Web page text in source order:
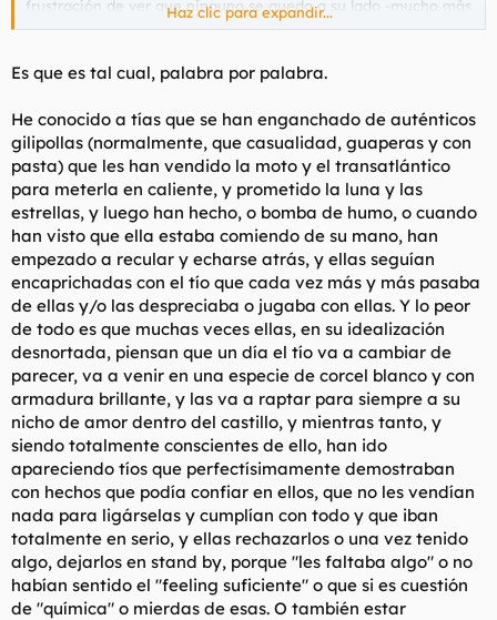
frustración de ver que ninguno se queda a su lado -mucho más
frecuente ahora que antes sin ellas- es muchísimo más grande
que no fructifica en nada serio y les consume el tiempo y los
recursos y les da un catálogo extenso de fracasos en vez de
que no va a pasar y luego viene el llanto y el rechinar de
dientes.
Ninguna pena me dan, claro.
Haz clic para expandir...
Es que es tal cual, palabra por palabra.
He conocido a tías que se han enganchado de auténticos
gilipollas (normalmente, que casualidad, guaperas y con
pasta) que les han vendido la moto y el transatlántico
para meterla en caliente, y prometido la luna y las
estrellas, y luego han hecho, o bomba de humo, o cuando
han visto que ella estaba comiendo de su mano, han
empezado a recular y echarse atrás, y ellas seguían
encaprichadas con el tío que cada vez más y más pasaba
de ellas y/o las despreciaba o jugaba con ellas. Y lo peor
de todo es que muchas veces ellas, en su idealización
desnortada, piensan que un día el tío va a cambiar de
parecer, va a venir en una especie de corcel blanco y con
armadura brillante, y las va a raptar para siempre a su
nicho de amor dentro del castillo, y mientras tanto, y
siendo totalmente conscientes de ello, han ido
apareciendo tíos que perfectísimamente demostraban
con hechos que podía confiar en ellos, que no les vendían
nada para ligárselas y cumplían con todo y que iban
totalmente en serio, y ellas rechazarlos o una vez tenido
algo, dejarlos en stand by, porque "les faltaba algo" o no
habían sentido el "feeling suficiente" o que si es cuestión
de "química" o mierdas de esas. O también estar